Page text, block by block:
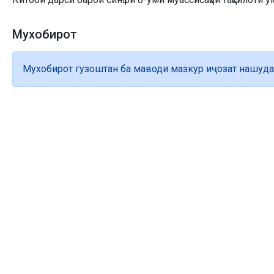
Мухобирот
Мухобирот гузоштан ба маводи мазкур иҷозат